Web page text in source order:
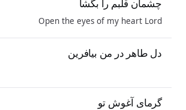
چشمان قلبم را بگشا
Open the eyes of my heart Lord
دل طاهر در من بیافرین
گرمای آغوش تو